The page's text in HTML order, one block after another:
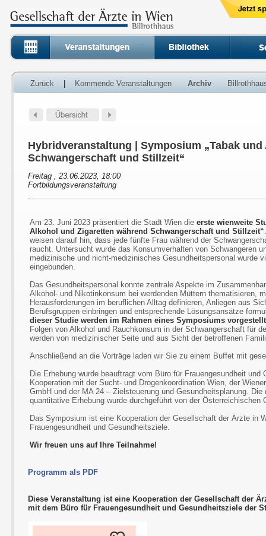
Zurück Kommende Veranstaltungen Archiv
Hybridveranstaltung | Symposium „Tabak
Schwangerschaft und Stillzeit“
Freitag , 23.06.2023, 18:00
Fortbildungsveranstaltung
Am 23. Juni 2023 präsentiert die Stadt Wien dieerste wienweite
Alkohol und Zigaretten während Schwangerschaft und Stillzeit“
weisen darauf hin, dass jede fünfte Frau während der
raucht. Untersucht wurde das Konsumverhalten von Schwangeren
medizinische und nicht-medizinisches Gesundheitspersonal wurde
eingebunden.
Das Gesundheitspersonal konnte zentrale Aspekte im
Alkohol- und Nikotinkonsum bei werdenden Müttern thematisieren,
Herausforderungen im beruflichen Alltag definieren, Anliegen aus
Berufsgruppen einbringen und entsprechende Lösungsansätze
dieser Studie werden im Rahmen eines Symposiums
Folgen von Alkohol und Rauchkonsum in der Schwangerschaft für
werden von medizinischer Seite und aus Sicht der betroffenen
Anschließend an die Vorträge laden wir Sie zu einem Buffet mit
Die Erhebung wurde beauftragt vom Büro für Frauengesundheit und
Kooperation mit der Sucht- und Drogenkoordination Wien, der
GmbH und der MA 24 – Zielsteuerung und Gesundheitsplanung. Die
quantitative Erhebung wurde durchgeführt von der Österreichischen
Das Symposium ist eine Kooperation der Gesellschaft der Ärzte in
Frauengesundheit und Gesundheitsziele.
Wir freuen uns auf Ihre Teilnahme!
Programm als PDF
Diese Veranstaltung ist eine Kooperation der Gesellschaft der
mit dem Büro für Frauengesundheit und Gesundheitsziele der